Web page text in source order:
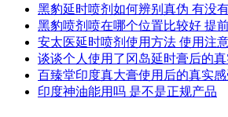
黑豹延时喷剂如何辨别真伪 有没
黑豹喷剂喷在哪个位置比较好 提
安太医延时喷剂使用方法 使用注
谈谈个人使用了冈岛延时膏后的
百臻堂印度真大膏使用后的真实感
印度神油能用吗 是不是正规产品